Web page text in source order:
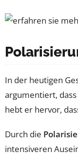
In der heutigen
argumentiert,
hebt er hervor,
Durch die
intensiveren